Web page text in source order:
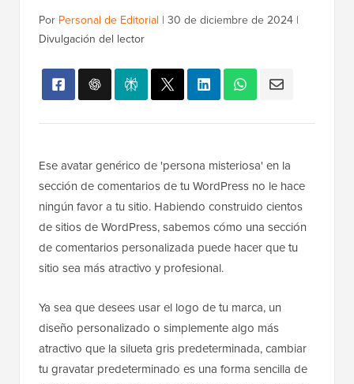
Por Personal de Editorial | 30 de diciembre de 2024 |
Divulgación del lector
Ese avatar genérico de 'persona misteriosa' en la
sección de comentarios de tu WordPress no le hace
ningún favor a tu sitio. Habiendo construido cientos
de sitios de WordPress, sabemos cómo una sección
de comentarios personalizada puede hacer que tu
sitio sea más atractivo y profesional.
Ya sea que desees usar el logo de tu marca, un
diseño personalizado o simplemente algo más
atractivo que la silueta gris predeterminada, cambiar
tu gravatar predeterminado es una forma sencilla de